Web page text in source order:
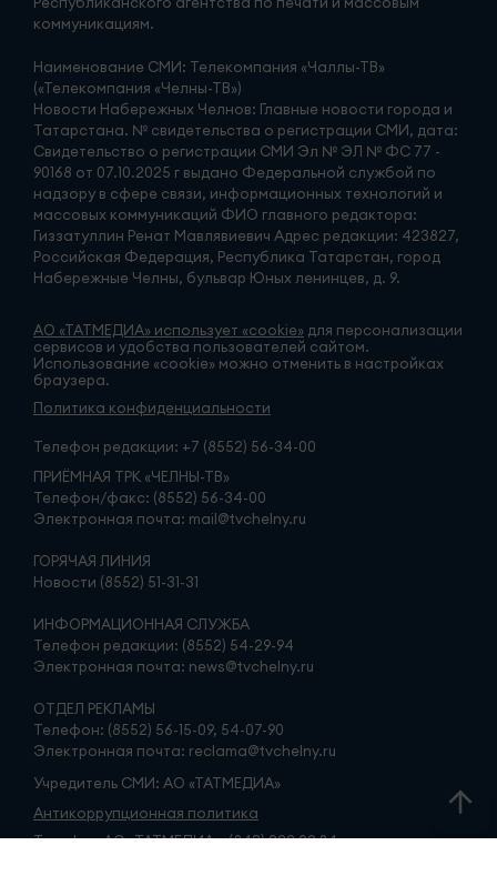
коммуникациям.
Наименование СМИ: Телекомпания «Чаллы-ТВ»
(«Телекомпания «Челны-ТВ»)
Новости Набережных Челнов: Главные новости города и
Татарстана. № свидетельства о регистрации СМИ, дата:
Свидетельство о регистрации СМИ Эл № ЭЛ № ФС 77 -
90168 от 07.10.2025 г выдано Федеральной службой по
надзору в сфере связи, информационных технологий и
массовых коммуникаций ФИО главного редактора:
Гиззатуллин Ренат Мавлявиевич Адрес редакции: 423827,
Российская Федерация, Республика Татарстан, город
Набережные Челны, бульвар Юных ленинцев, д. 9.
АО «ТАТМЕДИА» использует «cookie» для персонализации
сервисов и удобства пользователей сайтом.
Использование «cookie» можно отменить в настройках
браузера.
Политика конфиденциальности
Телефон редакции: +7 (8552) 56-34-00
ПРИЁМНАЯ ТРК «ЧЕЛНЫ-ТВ»
Телефон/факс: (8552) 56-34-00
Электронная почта: mail@tvchelny.ru
ГОРЯЧАЯ ЛИНИЯ
Новости (8552) 51-31-31
ИНФОРМАЦИОННАЯ СЛУЖБА
Телефон редакции: (8552) 54-29-94
Электронная почта: news@tvchelny.ru
ОТДЕЛ РЕКЛАМЫ
Телефон: (8552) 56-15-09, 54-07-90
Электронная почта: reclama@tvchelny.ru
Учредитель СМИ: АО «ТАТМЕДИА»
Антикоррупционная политика
Телефон АО «ТАТМЕДИА»: (843) 222 09 84